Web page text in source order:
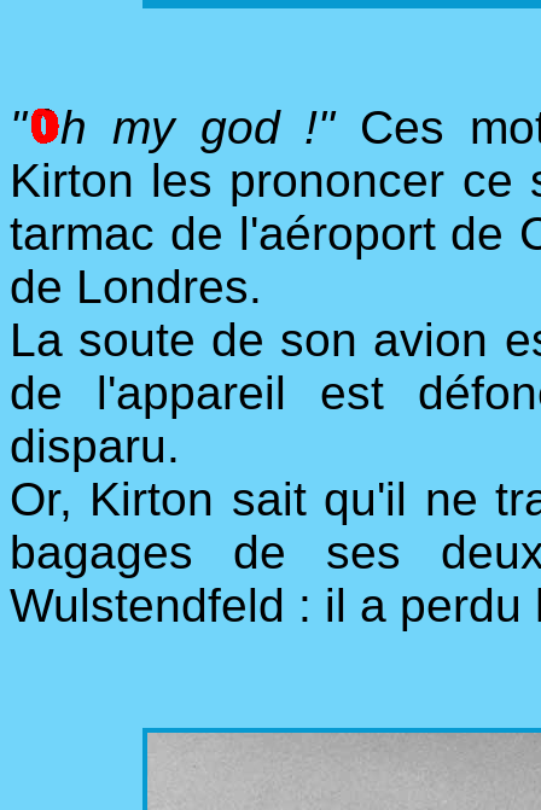
" h my god !"Ces
Kirton les prononcer ce
tarmac de l'aéroport de
de Londres.
La soute de son avion
de l'appareil est
disparu.
Or, Kirton sait qu'il ne
bagages de ses
Wulstendfeld : il a perdu